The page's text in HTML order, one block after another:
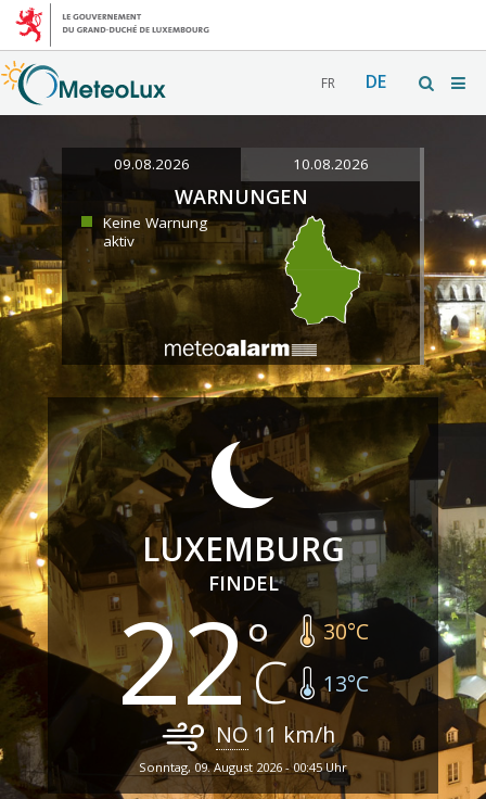
FR DE
09.08.2026 10.08.2026
WARNUNGEN
Keine Warnung
aktiv
LUXEMBURG
FINDEL
22 30°C
13°C
NO 11 km/h
Sonntag, 09. August 2026 - 00:45 Uhr